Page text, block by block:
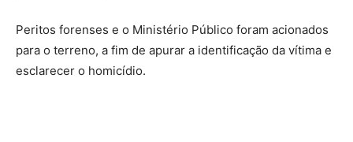
Peritos forenses e o Ministério Público foram acionados
para o terreno, a fim de apurar a identificação da vítima e
esclarecer o homicídio.